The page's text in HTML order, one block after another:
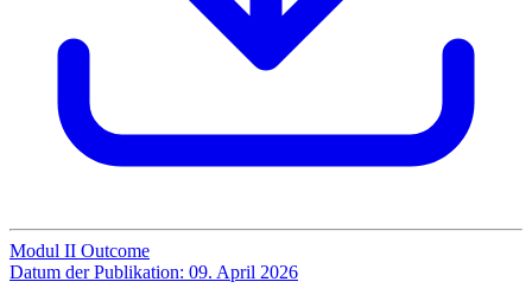
Modul II Outcome
Datum der Publikation: 09. April 2026